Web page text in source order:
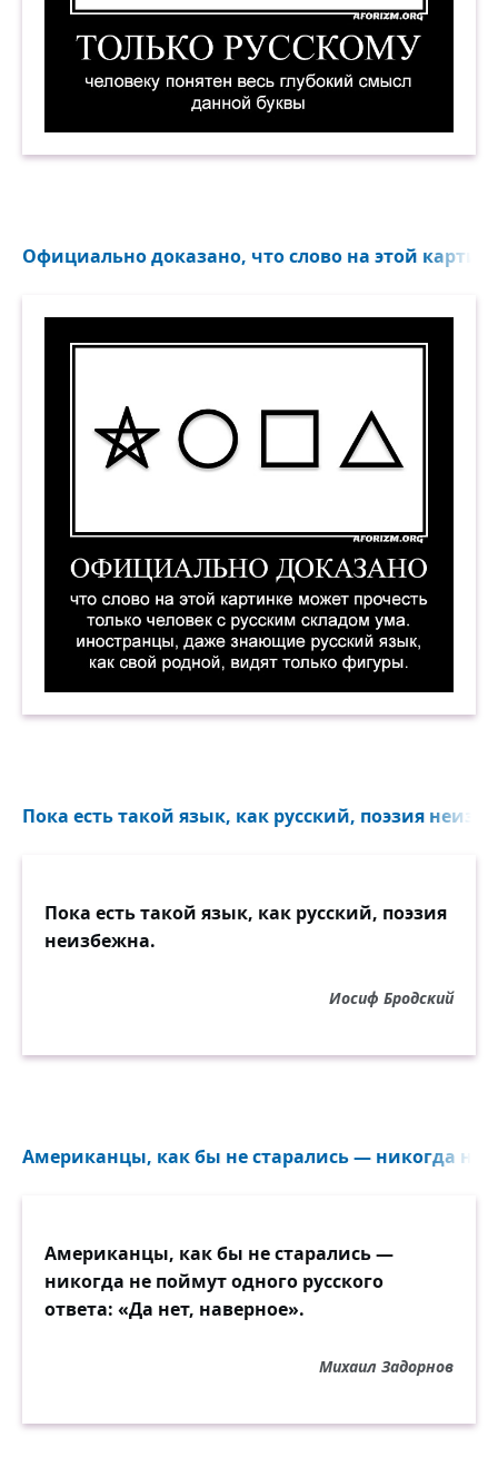
Официально доказано, что слово на этой
Пока есть такой язык, как русский, поэзия
Пока есть такой язык, как русский, поэзия
неизбежна.
Иосиф Бродский
Американцы, как бы не старались — никогда не
Американцы, как бы не старались —
никогда не поймут одного русского
ответа: «Да нет, наверное».
Михаил Задорнов